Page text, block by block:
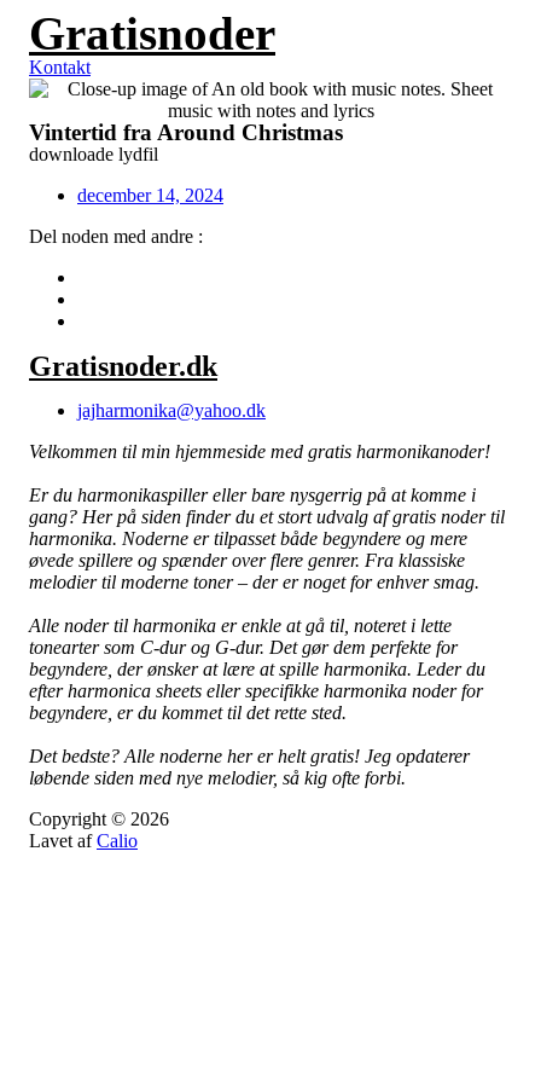
Videre
indhold
Gratisnoder
Kontakt
Vintertid fra Around Christmas
downloade lydfil
december 14, 2024
Del noden med andre :
Gratisnoder.dk
jajharmonika@yahoo.dk
Velkommen til min hjemmeside med gratis harmonikanoder!
Er du harmonikaspiller eller bare nysgerrig på at komme i
gang? Her på siden finder du et stort udvalg af gratis noder til
harmonika. Noderne er tilpasset både begyndere og mere
øvede spillere og spænder over flere genrer. Fra klassiske
melodier til moderne toner – der er noget for enhver smag.
Alle noder til harmonika er enkle at gå til, noteret i lette
tonearter som C-dur og G-dur. Det gør dem perfekte for
begyndere, der ønsker at lære at spille harmonika. Leder du
efter harmonica sheets eller specifikke harmonika noder for
begyndere, er du kommet til det rette sted.
Det bedste? Alle noderne her er helt gratis! Jeg opdaterer
løbende siden med nye melodier, så kig ofte forbi.
Copyright © 2026
Lavet afCalio